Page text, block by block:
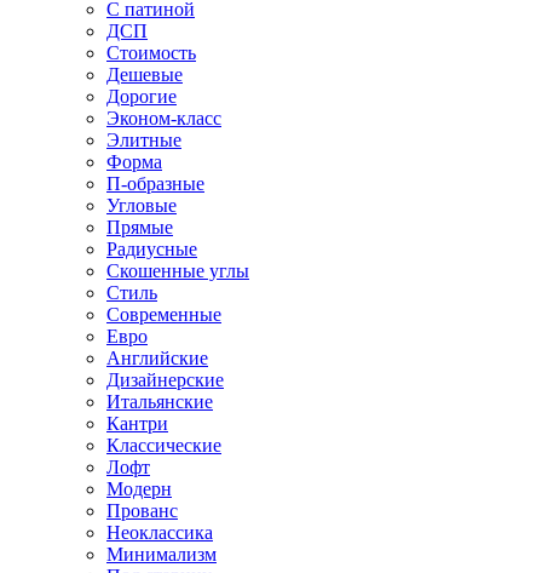
С патиной
ДСП
Стоимость
Дешевые
Дорогие
Эконом-класс
Элитные
Форма
П-образные
Угловые
Прямые
Радиусные
Скошенные углы
Стиль
Современные
Евро
Английские
Дизайнерские
Итальянские
Кантри
Классические
Лофт
Модерн
Прованс
Неоклассика
Минимализм